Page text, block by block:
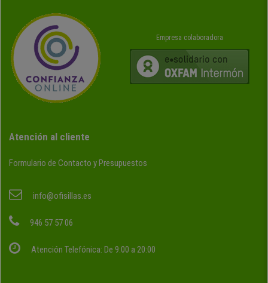
Empresa colaboradora
Atención al cliente
Formulario de Contacto y Presupuestos
info@ofisillas.es
946 57 57 06
Atención Telefónica: De 9:00 a 20:00